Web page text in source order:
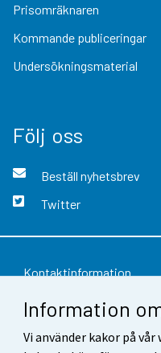
Information
Vi använder kakor på
Prisomräknaren
Kommande publiceringar
Undersökningsmaterial
Följ oss
Beställ nyhetsbrev
Twitter
Kontaktinformation
Respons
Användarvillkor